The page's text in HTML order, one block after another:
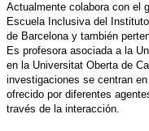
Actualmente colabora con el
Escuela Inclusiva del
de Barcelona y también
Es profesora asociada a la
en la Universitat Oberta de
investigaciones se centran
ofrecido por diferentes
través de la interacción.